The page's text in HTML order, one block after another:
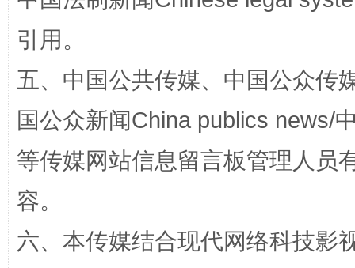
引用。
五、中国公共传媒、中国公众传
国公众新闻China publics news/
等传媒网站信息留言板管理人员
容。
六、本传媒结合现代网络科技影